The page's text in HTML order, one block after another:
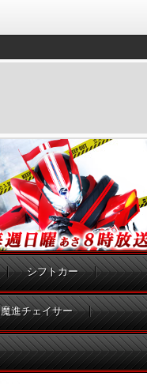
シフトカー
魔進チェイサー